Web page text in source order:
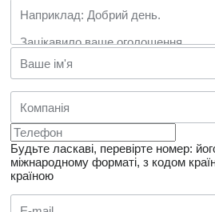
Будьте ласкаві, перевірте номер:
міжнародному форматі, з кодом
країною